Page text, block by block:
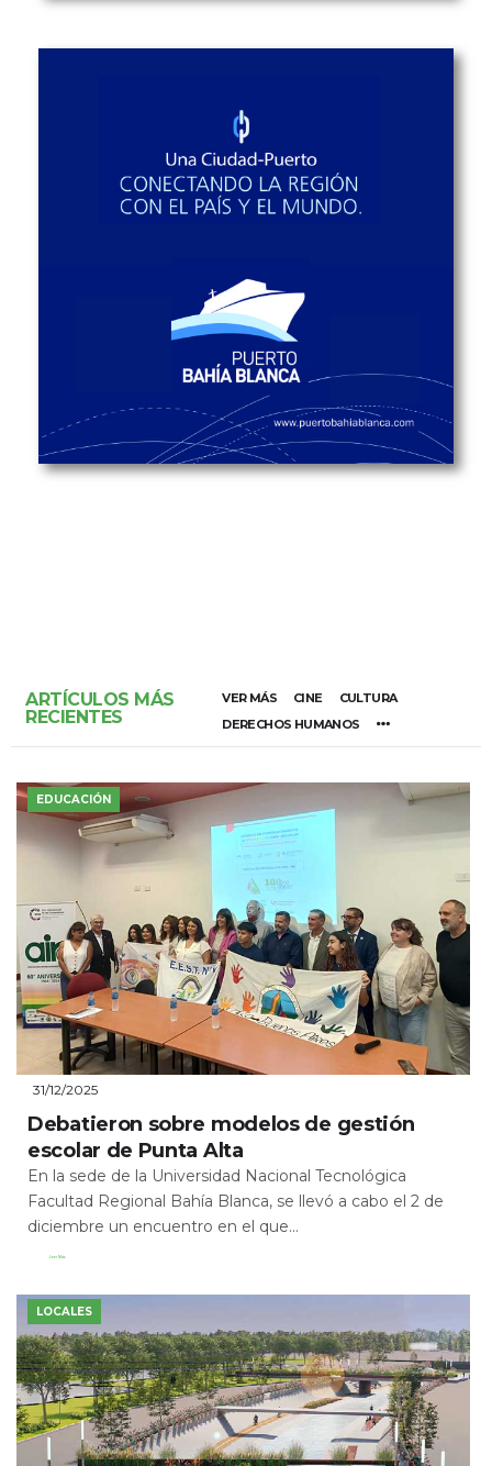
ARTÍCULOS MÁS
RECIENTES
VER MÁS CINE
CULTURA
DERECHOS HUMANOS
EDUCACIÓN
31/12/2025
Debatieron sobre modelos de gestión
escolar de Punta Alta
En la sede de la Universidad Nacional Tecnológica
Facultad Regional Bahía Blanca, se llevó a cabo el 2 de
diciembre un encuentro en el que...
Leer Más
LOCALES